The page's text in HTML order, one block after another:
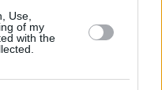
Use,
of my
with the